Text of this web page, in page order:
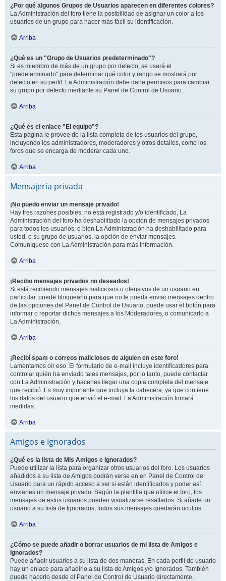
¿Por qué algunos Grupos de Usuarios aparecen en diferentes colores?
La Administración del foro tiene la posibilidad de asignar un color a los
usuarios de un grupo para hacer más fácil su identificación.
Arriba
¿Qué es un "Grupo de Usuarios predeterminado"?
Si es miembro de más de un grupo por defecto, se usará el
"predeterminado" para determinar qué color y rango se mostrará por
defecto en su perfil. La Administración debe darle permisos para cambiar
su grupo por defecto mediante su Panel de Control de Usuario.
Arriba
¿Qué es el enlace "El equipo"?
Esta página le provee de la lista completa de los usuarios del grupo,
incluyendo los administradores, moderadores y otros detalles, como los
foros que se encarga de moderar cada uno.
Arriba
Mensajería privada
¡No puedo enviar un mensaje privado!
Hay tres razones posibles; no está registrado y/o identificado, La
Administración del foro ha deshabilitado la opción de mensajes privados
para todos los usuarios, o bien La Administración ha deshabilitado para
usted, o su grupo de usuarios, la opción de enviar mensajes.
Comuníquese con La Administración para más información.
Arriba
¡Recibo mensajes privados no deseados!
Si está recibiendo mensajes maliciosos u ofensivos de un usuario en
particular, puede bloquearlo para que no le pueda enviar mensajes dentro
de las opciones del Panel de Control de Usuario, puede usar el botón para
informar o reportar dichos mensajes a los Moderadores, o comunicarlo a
La Administración.
Arriba
¡Recibí spam o correos maliciosos de alguien en este foro!
Lamentamos oír eso. El formulario de e-mail incluye identificadores para
controlar quién ha enviado tales mensajes, por lo tanto, puede contactar
con La Administración y hacerles llegar una copia completa del mensaje
que recibió. Es muy importante que incluya la cabecera, ya que contiene
los datos del usuario que envió el e-mail. La Administración tomará
medidas.
Arriba
Amigos e Ignorados
¿Qué es la lista de Mis Amigos e Ignorados?
Puede utilizar la lista para organizar otros usuarios del foro. Los usuarios
añadidos a su lista de Amigos podrán verse en en Panel de Control de
Usuario para un rápido acceso a ver si están identificados y poder así
enviarles un mensaje privado. Según la plantilla que utilice el foro, los
mensajes de estos usuarios pueden visualizarse resaltados. Si añade un
usuario a su lista de Ignorados, todos sus mensajes quedarán ocultos.
Arriba
¿Cómo se puede añadir o borrar usuarios de mi lista de Amigos e
Ignorados?
Puede añadir usuarios a su lista de dos maneras. En cada perfil de usuario
hay un enlace para añadirlo a su lista de Amigos y/o Ignorados. También
puede hacerlo desde el Panel de Control de Usuario directamente,